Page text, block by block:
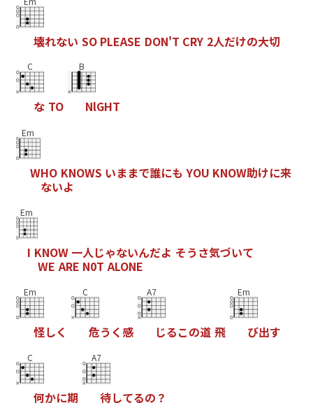
壊れない SO PLEASE DON'T CRY 2人だけの大切
C
な TO
B
NlGHT
Em
WHO KNOWS いままで誰にも YOU KNOW助けに来
ないよ
Em
I KNOW 一人じゃないんだよ そう さ気づいて
WE ARE N0T ALONE
Em
怪しく
C
危う く感
A7
じるこの道 飛
Em
び出す
C
何かに期
A7
待してるの ？